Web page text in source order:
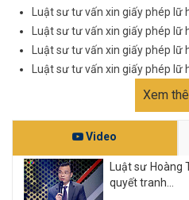
Luật sư tư vấn xin giấy phép lữ
Luật sư tư vấn xin giấy phép lữ
Luật sư tư vấn xin giấy phép lữ
Luật sư tư vấn xin giấy phép lữ
Xem
Video
Luật sư Hoàng
quyết tranh...